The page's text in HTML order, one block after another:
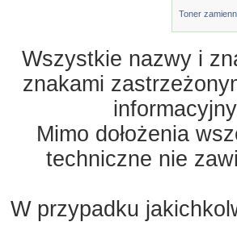
Toner
Wszystkie nazwy i
znakami
Mimo dołożenia
techniczne nie
W przypadku